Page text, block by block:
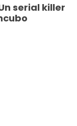
serial killer